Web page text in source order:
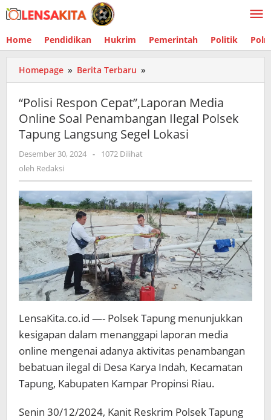
Lewati
ke
Home Pendidikan Hukrim Pemerintah Politik
Homepage » Berita Terbaru »
Respon
Media
Online
Soal
Tapung
Langsung
Segel
Lokasi
“Polisi Respon Cepat”,Laporan Media
Online Soal Penambangan Ilegal Polsek
Tapung Langsung Segel Lokasi
Desember 30, 2024 oleh
-
1072 Dilihat
oleh Redaksi
LensaKita.co.id —- Polsek Tapung menunjukkan
kesigapan dalam menanggapi laporan media
online mengenai adanya aktivitas penambangan
bebatuan ilegal di Desa Karya Indah, Kecamatan
Tapung, Kabupaten Kampar Propinsi Riau.
Senin 30/12/2024, Kanit Reskrim Polsek Tapung